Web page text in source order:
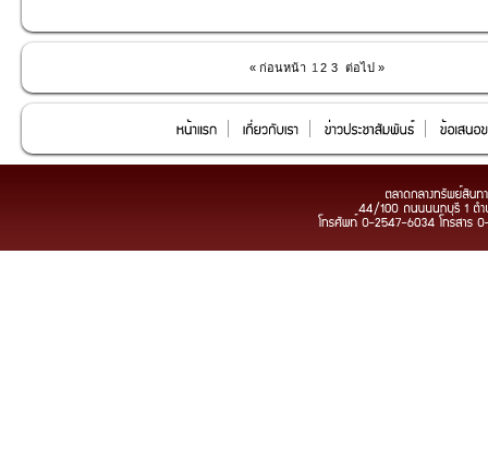
« ก่อนหน้า 1 2 3 ต่อไป »